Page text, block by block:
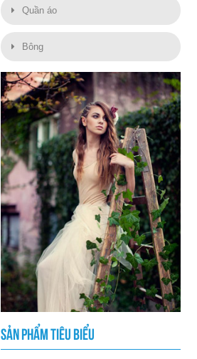
Quần áo
Bông
SẢN PHẨM TIÊU BIỂU